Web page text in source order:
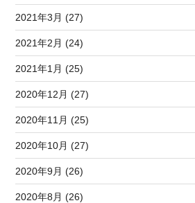
2021年3月 (27)
2021年2月 (24)
2021年1月 (25)
2020年12月 (27)
2020年11月 (25)
2020年10月 (27)
2020年9月 (26)
2020年8月 (26)